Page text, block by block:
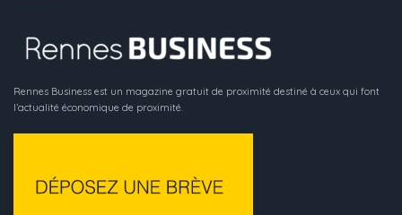
Rennes Business est un magazine gratuit de proximité destiné à ceux qui font
l’actualité économique de proximité.